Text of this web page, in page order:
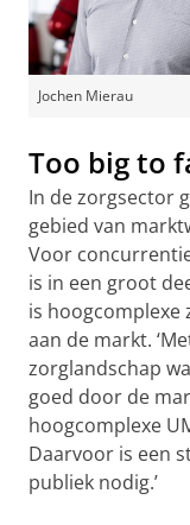
Jochen Mierau
Too big to
In de zorgsector
gebied van
Voor
is in een groot
is hoogcomplexe
aan de markt.
zorglandschap
goed door de
hoogcomplexe
Daarvoor is een
publiek nodig.’